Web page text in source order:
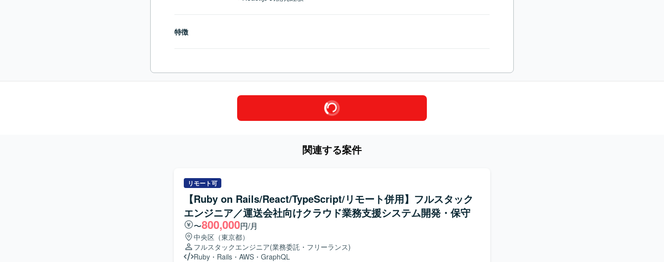
特徴
関連する案件
リモート可
【Ruby on Rails/React/TypeScript/リモート併用】フルスタック
エンジニア／運送会社向けクラウド業務支援システム開発・保守
〜800,000円/月
中央区（東京都）
フルスタックエンジニア(業務委託・フリーランス)
Ruby ・ Rails ・ AWS ・ GraphQL